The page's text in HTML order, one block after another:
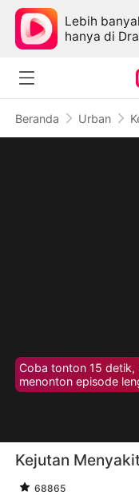
Lebih
hanya di
Beranda Urban
Coba tonton 15 detik,
menonton episode
Kejutan
68865